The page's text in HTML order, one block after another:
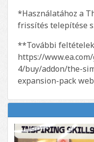
*Használatához a
frissítés telepítése
**További
https://
4/buy/addon/the-
expansion-pack